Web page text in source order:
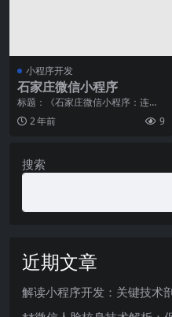
小程序开发
石家庄微信小程序
标题：《石家庄微信小程序：连接
城市与生活的智慧纽带》正文：在
当今数字化时代，智能
2 年前 9
搜索
近期文章
解读小程序开发：关键技术